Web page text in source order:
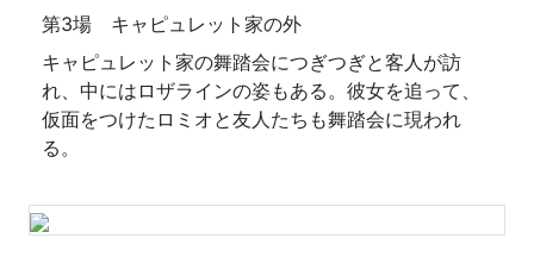
第3場 キャピュレット家の外
キャピュレット家の舞踏会につぎつぎと客人が訪
れ、中にはロザラインの姿もある。彼女を追って、
仮面をつけたロミオと友人たちも舞踏会に現われ
る。